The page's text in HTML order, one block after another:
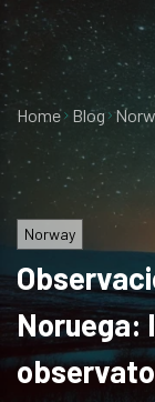
Delta
Evento
Acerca
de
Blog
Vacantes
Tarjetas
de
regalo
Home Blog
Norway
Noruega: